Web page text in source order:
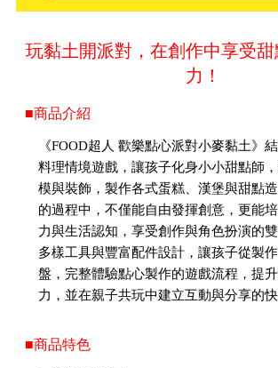
玩黏土開派對，在創作中享受
力！
■商品介紹
《FOOD超人 歡樂點心派對小麥黏土》
料理情境遊戲，讓孩子化身小小甜點師
模與裝飾，製作各式蛋糕、漢堡與甜點
的過程中，不僅能自由發揮創意，更能
力與生活認知，享受創作與角色扮演的雙
多樣工具與豐富配件設計，讓孩子從製
盤，完整體驗點心製作的遊戲流程，提
力，並在親子共玩中建立互動與分享的快
■商品特色